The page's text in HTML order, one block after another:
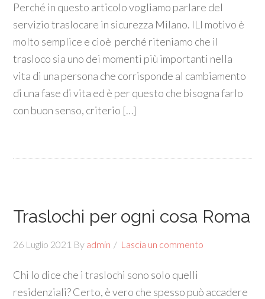
Perché in questo articolo vogliamo parlare del
servizio traslocare in sicurezza Milano. ILl motivo è
molto semplice e cioè perché riteniamo che il
trasloco sia uno dei momenti più importanti nella
vita di una persona che corrisponde al cambiamento
di una fase di vita ed è per questo che bisogna farlo
con buon senso, criterio […]
Traslochi per ogni cosa Roma
26 Luglio 2021 By admin Lascia un commento
Chi lo dice che i traslochi sono solo quelli
residenziali? Certo, è vero che spesso può accadere